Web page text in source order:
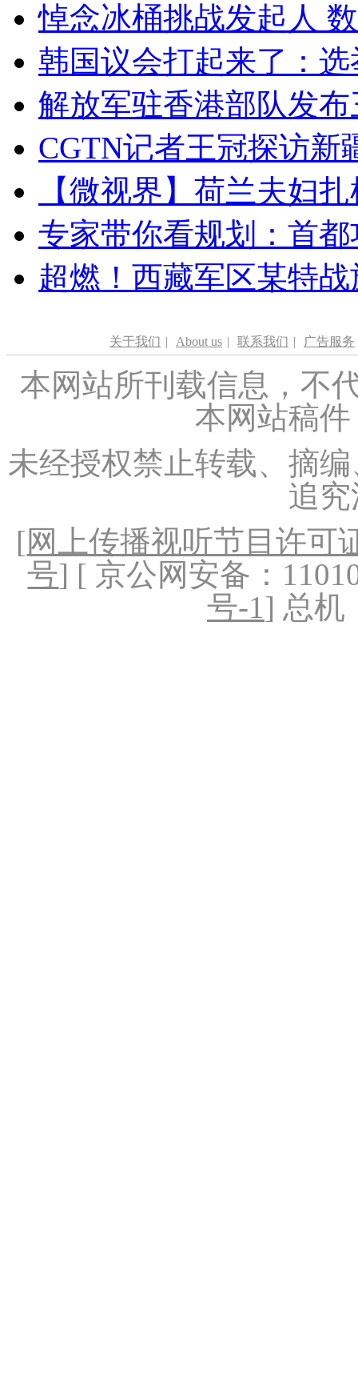
悼念冰桶挑战发起人
韩国议会打起来了：
解放军驻香港部队发
CGTN记者王冠探访新
【微视界】荷兰夫妇
专家带你看规划：首
超燃！西藏军区某特
关于我们 | About us | 联系我们 | 广告服务
本网站所刊载信息，不
本网站稿
未经授权禁止转载、摘
追
[网上传播视听节目许可
号] [ 京公网安备：
号-1] 总机